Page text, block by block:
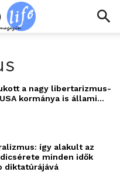
a nagy libertarizmus-
kormánya is állami...
így alakult az
minden idők
diktatúrájává